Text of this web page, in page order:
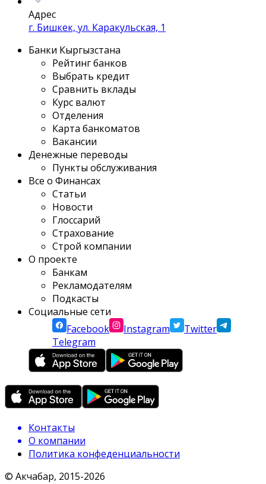
Адрес
г. Бишкек, ул. Каракульская, 1
Банки Кыргызстана
Рейтинг банков
Выбрать кредит
Сравнить вклады
Курс валют
Отделения
Карта банкоматов
Вакансии
Денежные переводы
Пункты обслуживания
Все о Финансах
Статьи
Новости
Глоссарий
Страхование
Строй компании
О проекте
Банкам
Рекламодателям
Подкасты
Социальные сети
Facebook
Instagram
Twitter
Telegram
Контакты
О компании
Политика конфеденциальности
© Акчабар, 2015-2026